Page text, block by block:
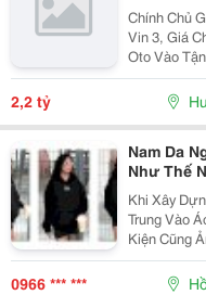
Chính Chủ
Vin 3, Giá Chỉ 2.X
Oto Vào Tận
Phút Di Chuyển Ra Vin
2,2 tỷ
Nam Da
Như Thế
Khi Xây
Trung Vào
Kiện Cũng
Nam Da
Thể Giúp
0966 *** ***